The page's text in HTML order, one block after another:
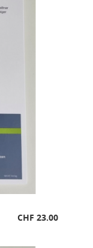
CHF 23.00